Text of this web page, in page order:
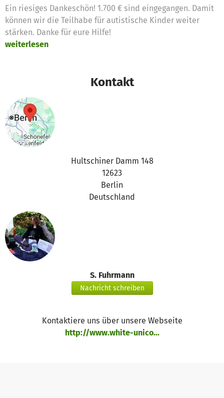
Ein riesiges Dankeschön! 1.700 € sind eingegangen. Damit
können wir die Teilhabe für autistische Kinder weiter
stärken. Danke für eure Hilfe!
weiterlesen
Kontakt
Hultschiner Damm 148
12623
Berlin
Deutschland
S. Fuhrmann
Nachricht schreiben
Kontaktiere uns über unsere Webseite
http://www.white-unico...